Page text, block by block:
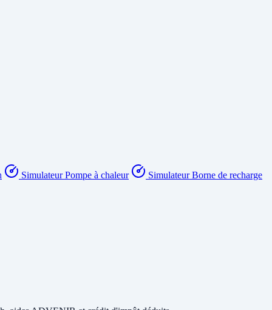
Simulateur Pompe à chaleur
Simulateur Borne de recharge